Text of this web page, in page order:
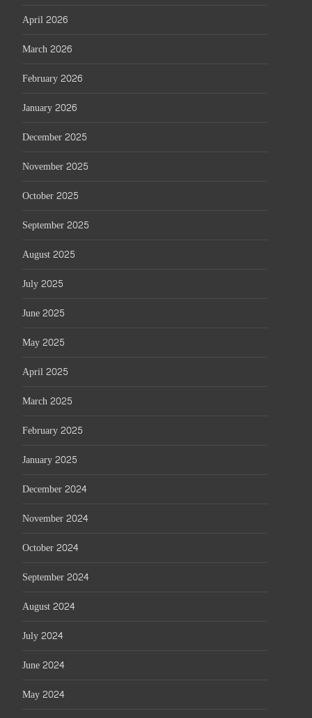
April 2026
March 2026
February 2026
January 2026
December 2025
November 2025
October 2025
September 2025
August 2025
July 2025
June 2025
May 2025
April 2025
March 2025
February 2025
January 2025
December 2024
November 2024
October 2024
September 2024
August 2024
July 2024
June 2024
May 2024